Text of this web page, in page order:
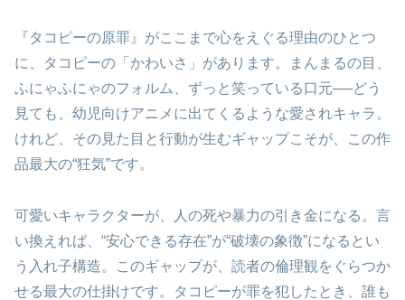
『タコピーの原罪』がここまで心をえぐる理由のひとつ
に、タコピーの「かわいさ」があります。まんまるの目、
ふにゃふにゃのフォルム、ずっと笑っている口元──どう
見ても、幼児向けアニメに出てくるような愛されキャラ。
けれど、その見た目と行動が生むギャップこそが、この作
品最大の“狂気”です。
可愛いキャラクターが、人の死や暴力の引き金になる。言
い換えれば、“安心できる存在”が“破壊の象徴”になるとい
う入れ子構造。このギャップが、読者の倫理観をぐらつか
せる最大の仕掛けです。タコピーが罪を犯したとき、誰も